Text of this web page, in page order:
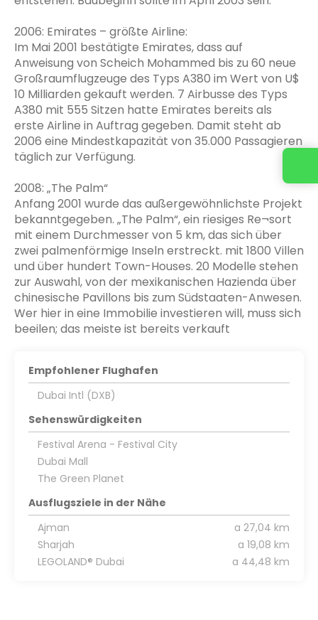
2006: Emirates – größte Airline:
Im Mai 2001 bestätigte Emirates, dass auf
Anweisung von Scheich Mohammed bis zu 60 neue
Großraumflugzeuge des Typs A380 im Wert von U$
10 Milliarden gekauft werden. 7 Airbusse des Typs
A380 mit 555 Sitzen hatte Emirates bereits als
erste Airline in Auftrag gegeben. Damit steht ab
2006 eine Mindestkapazität von 35.000 Passagieren
täglich zur Verfügung.
2008: „The Palm“
Anfang 2001 wurde das außergewöhnlichste Projekt
bekanntgegeben. „The Palm“, ein riesiges Re¬sort
mit einem Durchmesser von 5 km, das sich über
zwei palmenförmige Inseln erstreckt. mit 1800 Villen
und über hundert Town-Houses. 20 Modelle stehen
zur Auswahl, von der mexikanischen Hazienda über
chinesische Pavillons bis zum Südstaaten-Anwesen.
Wer hier in eine Immobilie investieren will, muss sich
Empfohlener Flughafen
Dubai Intl (DXB)
Sehenswürdigkeiten
Festival Arena - Festival City
Dubai Mall
The Green Planet
Ausflugsziele in der Nähe
Ajman
a 27,04 km
Sharjah
a 19,08 km
LEGOLAND® Dubai
a 44,48 km